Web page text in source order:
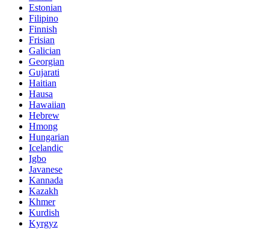
Estonian
Filipino
Finnish
Frisian
Galician
Georgian
Gujarati
Haitian
Hausa
Hawaiian
Hebrew
Hmong
Hungarian
Icelandic
Igbo
Javanese
Kannada
Kazakh
Khmer
Kurdish
Kyrgyz